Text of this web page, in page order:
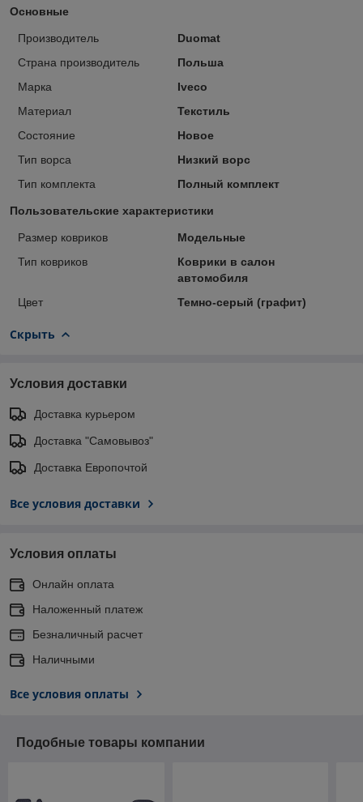
Основные
Производитель
Duomat
Страна производитель
Польша
Марка
Iveco
Материал
Текстиль
Состояние
Новое
Тип ворса
Низкий ворс
Тип комплекта
Полный комплект
Пользовательские характеристики
Размер ковриков
Модельные
Тип ковриков
Коврики в салон
автомобиля
Цвет
Темно-серый (графит)
Скрыть
Условия доставки
Доставка курьером
Доставка "Самовывоз"
Доставка Европочтой
Все условия доставки
Условия оплаты
Онлайн оплата
Наложенный платеж
Безналичный расчет
Наличными
Все условия оплаты
Подобные товары компании